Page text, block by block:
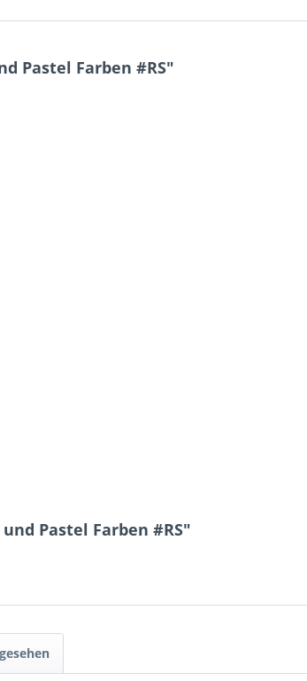
Pastel Farben #RS"
Pastel Farben #RS"